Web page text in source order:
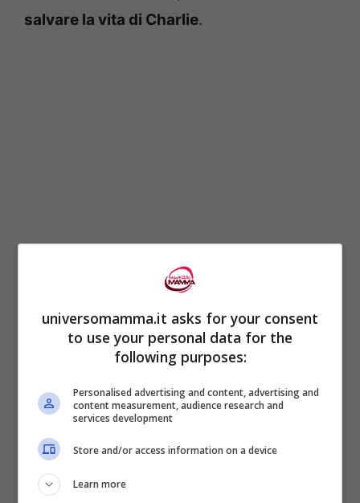
salvare la vita di Charlie.
universomamma.it asks for your consent
to use your personal data for the
following purposes:
Personalised advertising and content, advertising and
content measurement, audience research and
services development
Store and/or access information on a device
Learn more